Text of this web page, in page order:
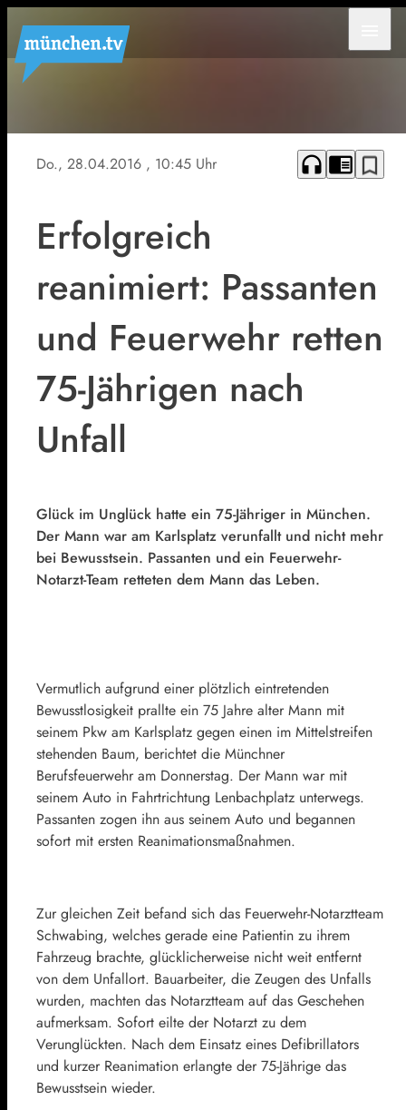
Symbolfoto
Do., 28.04.2016 , 10:45 Uhr headphones chrome_reader_mode bookmark_border
Erfolgreich
reanimiert: Passanten
und Feuerwehr retten
75-Jährigen nach
Unfall
Glück im Unglück hatte ein 75-Jähriger in München.
Der Mann war am Karlsplatz verunfallt und nicht mehr
bei Bewusstsein. Passanten und ein Feuerwehr-
Notarzt-Team retteten dem Mann das Leben.
Vermutlich aufgrund einer plötzlich eintretenden
Bewusstlosigkeit prallte ein 75 Jahre alter Mann mit
seinem Pkw am Karlsplatz gegen einen im Mittelstreifen
stehenden Baum, berichtet die Münchner
Berufsfeuerwehr am Donnerstag. Der Mann war mit
seinem Auto in Fahrtrichtung Lenbachplatz unterwegs.
Passanten zogen ihn aus seinem Auto und begannen
sofort mit ersten Reanimationsmaßnahmen.
Zur gleichen Zeit befand sich das Feuerwehr-Notarztteam
Schwabing, welches gerade eine Patientin zu ihrem
Fahrzeug brachte, glücklicherweise nicht weit entfernt
von dem Unfallort. Bauarbeiter, die Zeugen des Unfalls
wurden, machten das Notarztteam auf das Geschehen
aufmerksam. Sofort eilte der Notarzt zu dem
Verunglückten. Nach dem Einsatz eines Defibrillators
und kurzer Reanimation erlangte der 75-Jährige das
Bewusstsein wieder.